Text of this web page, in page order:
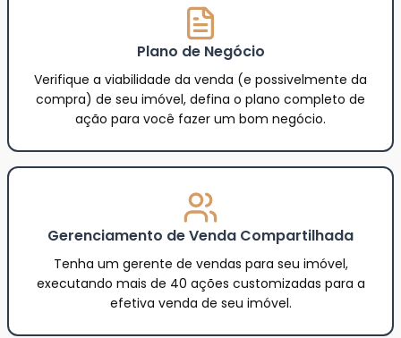
Plano de Negócio
Verifique a viabilidade da venda (e possivelmente da
compra) de seu imóvel, defina o plano completo de
ação para você fazer um bom negócio.
Gerenciamento de Venda Compartilhada
Tenha um gerente de vendas para seu imóvel,
executando mais de 40 ações customizadas para a
efetiva venda de seu imóvel.